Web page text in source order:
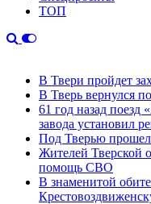
ТОП
В Твери пройдет
В Тверь вернулся
61 год назад поезд
завода установил
Под Тверью
Жителей Тверской
помощь СВО
В знаменитой